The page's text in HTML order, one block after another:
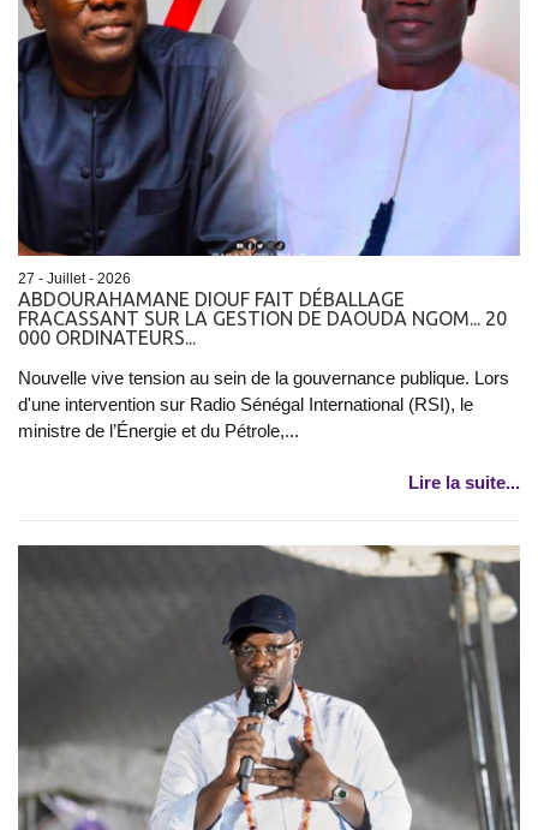
27 - Juillet - 2026
ABDOURAHAMANE DIOUF FAIT DÉBALLAGE
FRACASSANT SUR LA GESTION DE DAOUDA NGOM... 20
000 ORDINATEURS...
Nouvelle vive tension au sein de la gouvernance publique. Lors
d'une intervention sur Radio Sénégal International (RSI), le
ministre de l’Énergie et du Pétrole,...
Lire la suite...